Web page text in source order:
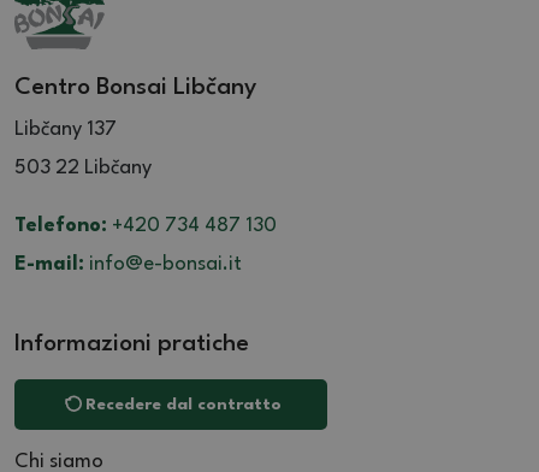
Centro Bonsai Libčany
Libčany 137
503 22 Libčany
Telefono: +420 734 487 130
E-mail: info@e-bonsai.it
Informazioni pratiche
Recedere dal contratto
Chi siamo